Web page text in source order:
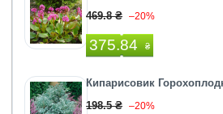
469.8 ₴ –20%
375.84 ₴
Кипарисовик
198.5 ₴ –20%